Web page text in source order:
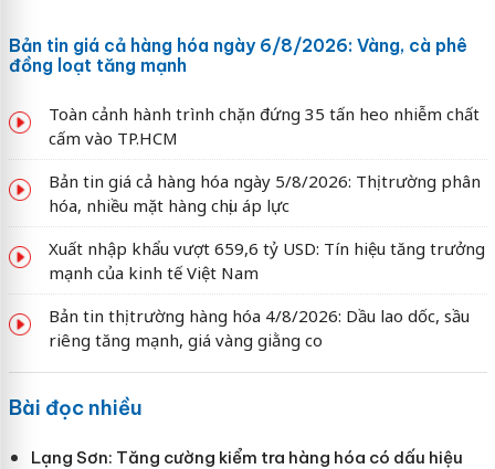
Bản tin giá cả hàng hóa ngày 6/8/2026: Vàng, cà phê
đồng loạt tăng mạnh
Toàn cảnh hành trình chặn đứng 35 tấn heo nhiễm chất
cấm vào TP.HCM
Bản tin giá cả hàng hóa ngày 5/8/2026: Thị trường phân
hóa, nhiều mặt hàng chịu áp lực
Xuất nhập khẩu vượt 659,6 tỷ USD: Tín hiệu tăng trưởng
mạnh của kinh tế Việt Nam
Bản tin thị trường hàng hóa 4/8/2026: Dầu lao dốc, sầu
riêng tăng mạnh, giá vàng giằng co
Bài đọc nhiều
Lạng Sơn: Tăng cường kiểm tra hàng hóa có dấu hiệu